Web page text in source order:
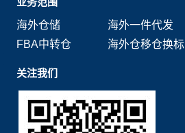
海外仓储
海外一件代发
FBA中转仓
海外仓移仓换标
关注我们